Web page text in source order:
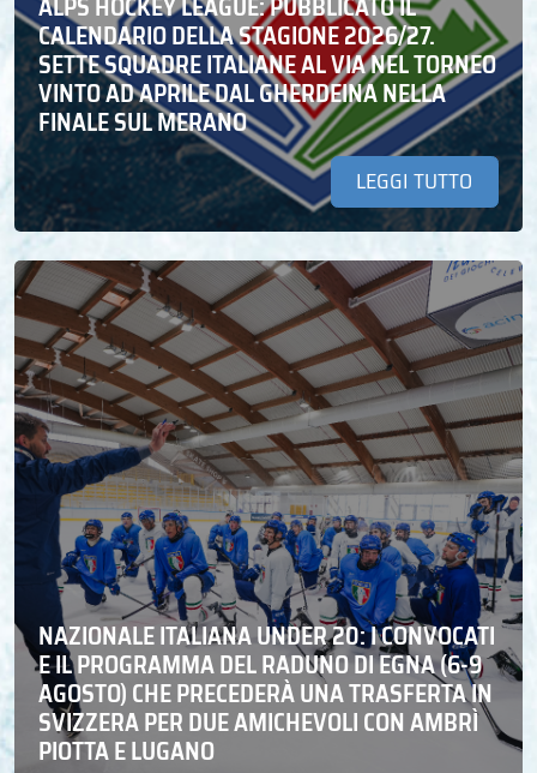
CALENDARIO DELLA STAGIONE 2026/27.
SETTE SQUADRE ITALIANE AL VIA NEL TORNEO
VINTO AD APRILE DAL GHERDEINA NELLA
FINALE SUL MERANO
LEGGI TUTTO
NAZIONALE ITALIANA UNDER 20: I CONVOCATI
E IL PROGRAMMA DEL RADUNO DI EGNA (6-9
AGOSTO) CHE PRECEDERÀ UNA TRASFERTA IN
SVIZZERA PER DUE AMICHEVOLI CON AMBRÌ
PIOTTA E LUGANO